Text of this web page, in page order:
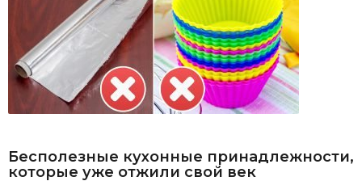
Бесполезные кухонные принадлежности,
которые уже отжили свой век